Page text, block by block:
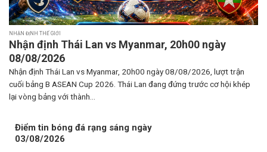
NHẬN ĐỊNH THẾ GIỚI
Nhận định Thái Lan vs Myanmar, 20h00 ngày
08/08/2026
Nhận định Thái Lan vs Myanmar, 20h00 ngày 08/08/2026, lượt trận
cuối bảng B ASEAN Cup 2026. Thái Lan đang đứng trước cơ hội khép
lại vòng bảng với thành...
Điểm tin bóng đá rạng sáng ngày
03/08/2026